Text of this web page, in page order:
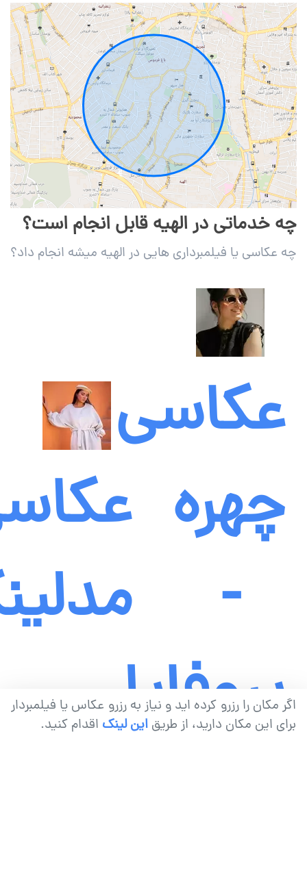
اگر مکان را رزرو کرده اید و نیاز به رزرو عکاس یا فیلمبردار
برای این مکان دارید، از طریق این لینک اقدام کنید.
چه خدماتی در الهیه قابل انجام است؟
چه عکاسی یا فیلمبرداری هایی در الهیه میشه انجام داد؟
عکاسی
چهره
-
پروفایل